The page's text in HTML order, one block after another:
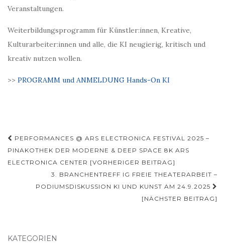
Veranstaltungen.
Weiterbildungsprogramm für Künstler:innen, Kreative,
Kulturarbeiter:innen und alle, die KI neugierig, kritisch und
kreativ nutzen wollen.
>> PROGRAMM und ANMELDUNG Hands-On KI
Beitragsnavigation
PERFORMANCES @ ARS ELECTRONICA FESTIVAL 2025 –
PINAKOTHEK DER MODERNE & DEEP SPACE 8K ARS
ELECTRONICA CENTER [VORHERIGER BEITRAG]
3. BRANCHENTREFF IG FREIE THEATERARBEIT –
PODIUMSDISKUSSION KI UND KUNST AM 24.9.2025
[NÄCHSTER BEITRAG]
KATEGORIEN